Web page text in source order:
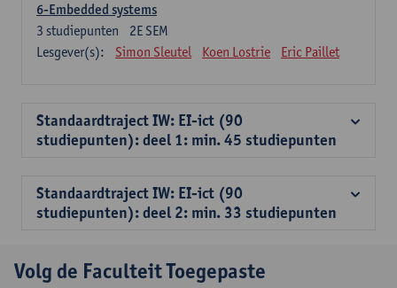
6-Embedded systems
2E SEM
3 studiepunten
Lesgever(s):
Simon Sleutel Koen Lostrie Eric Paillet
Standaardtraject IW: EI-ict (90
studiepunten): deel 1: min. 45 studiepunten
Standaardtraject IW: EI-ict (90
studiepunten): deel 2: min. 33 studiepunten
Volg de Faculteit Toegepaste